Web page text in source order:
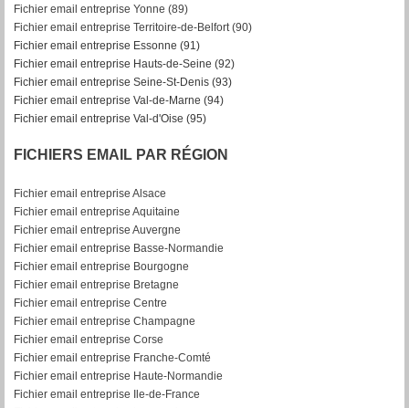
Fichier email entreprise Yonne (89)
Fichier email entreprise Territoire-de-Belfort (90)
Fichier email entreprise Essonne (91)
Fichier email entreprise Hauts-de-Seine (92)
Fichier email entreprise Seine-St-Denis (93)
Fichier email entreprise Val-de-Marne (94)
Fichier email entreprise Val-d'Oise (95)
FICHIERS EMAIL PAR RÉGION
Fichier email entreprise Alsace
Fichier email entreprise Aquitaine
Fichier email entreprise Auvergne
Fichier email entreprise Basse-Normandie
Fichier email entreprise Bourgogne
Fichier email entreprise Bretagne
Fichier email entreprise Centre
Fichier email entreprise Champagne
Fichier email entreprise Corse
Fichier email entreprise Franche-Comté
Fichier email entreprise Haute-Normandie
Fichier email entreprise Ile-de-France